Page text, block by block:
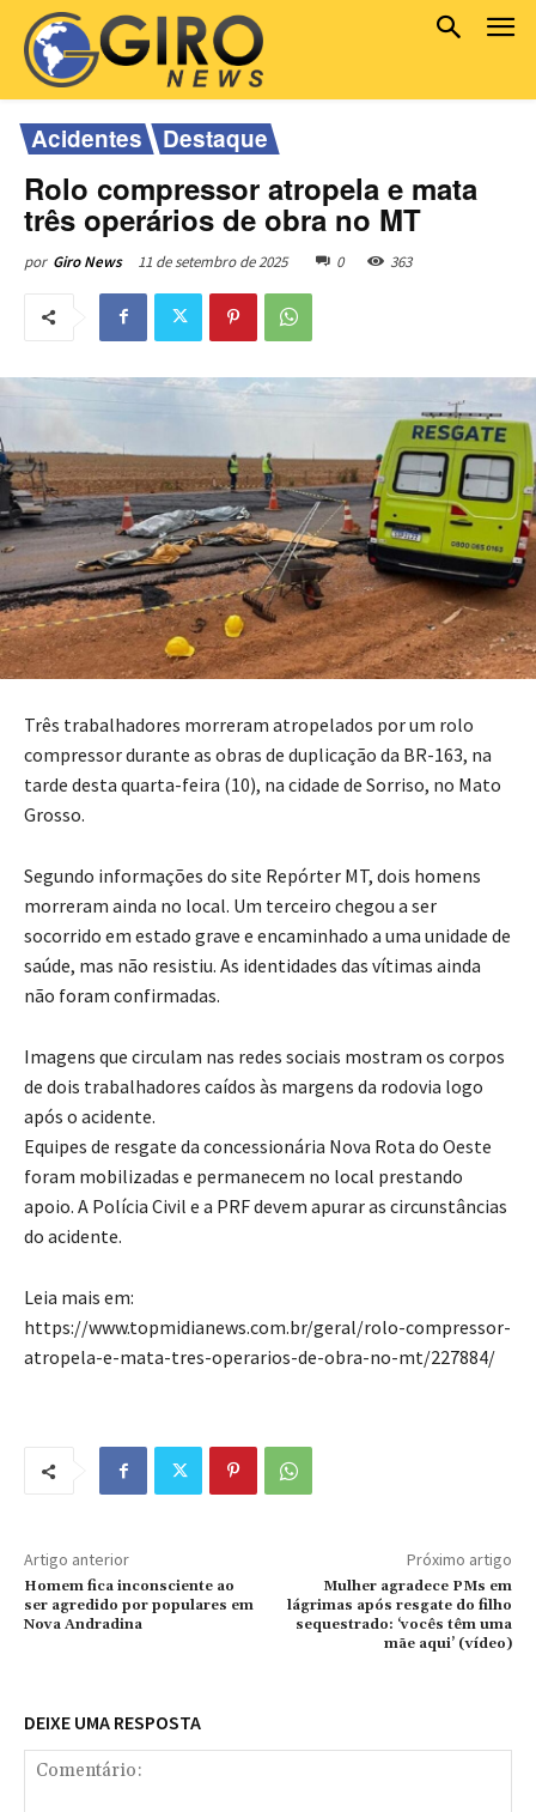
Acidentes Destaque
Rolo compressor atropela e mata
três operários de obra no MT
por Giro News 11 de setembro de 2025 0 363
Três trabalhadores morreram atropelados por um rolo
compressor durante as obras de duplicação da BR-163, na
tarde desta quarta-feira (10), na cidade de Sorriso, no Mato
Grosso.
Segundo informações do site Repórter MT, dois homens
morreram ainda no local. Um terceiro chegou a ser
socorrido em estado grave e encaminhado a uma unidade de
saúde, mas não resistiu. As identidades das vítimas ainda
não foram confirmadas.
Imagens que circulam nas redes sociais mostram os corpos
de dois trabalhadores caídos às margens da rodovia logo
após o acidente.
Equipes de resgate da concessionária Nova Rota do Oeste
foram mobilizadas e permanecem no local prestando
apoio. A Polícia Civil e a PRF devem apurar as circunstâncias
do acidente.
Leia mais em:
https://www.topmidianews.com.br/geral/rolo-compressor-
atropela-e-mata-tres-operarios-de-obra-no-mt/227884/
Artigo anterior
Homem fica inconsciente ao
ser agredido por populares em
Nova Andradina
Próximo artigo
Mulher agradece PMs em
lágrimas após resgate do filho
sequestrado: ‘vocês têm uma
mãe aqui’ (vídeo)
DEIXE UMA RESPOSTA